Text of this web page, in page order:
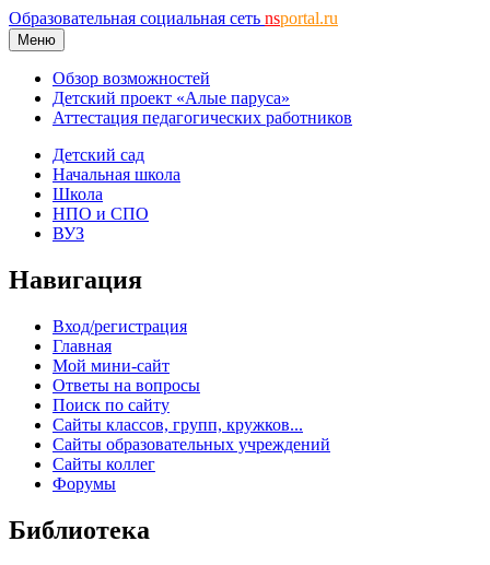
Образовательная социальная сеть nsportal.ru
Меню
Обзор возможностей
Детский проект «Алые паруса»
Аттестация педагогических работников
Детский сад
Начальная школа
Школа
НПО и СПО
ВУЗ
Навигация
Вход/регистрация
Главная
Мой мини-сайт
Ответы на вопросы
Поиск по сайту
Сайты классов, групп, кружков...
Сайты образовательных учреждений
Сайты коллег
Форумы
Библиотека